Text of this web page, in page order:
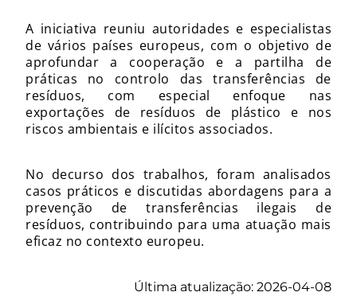
A iniciativa reuniu autoridades e especialistas
de vários países europeus, com o objetivo de
aprofundar a cooperação e a partilha de
práticas no controlo das transferências de
resíduos, com especial enfoque nas
exportações de resíduos de plástico e nos
riscos ambientais e ilícitos associados.
No decurso dos trabalhos, foram analisados
casos práticos e discutidas abordagens para a
prevenção de transferências ilegais de
resíduos, contribuindo para uma atuação mais
eficaz no contexto europeu.
Última atualização: 2026-04-08